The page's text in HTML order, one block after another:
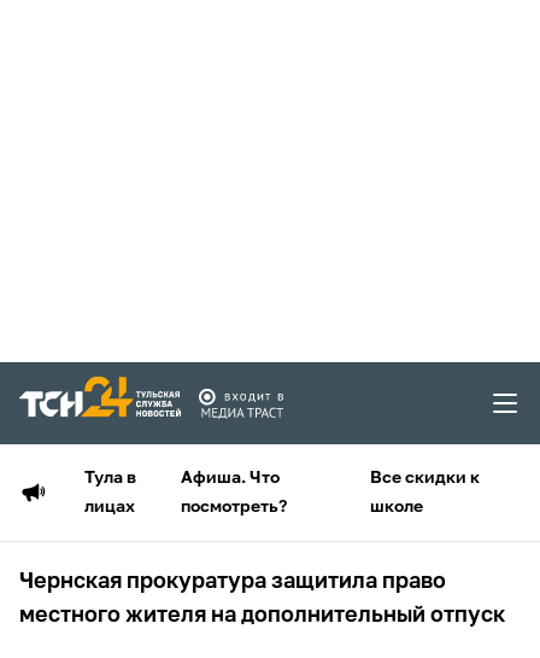
Тула в
лицах
Афиша. Что
посмотреть?
Все скидки к
школе
Чернская прокуратура защитила право
местного жителя на дополнительный отпуск